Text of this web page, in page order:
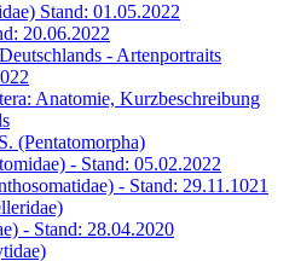
Stand: 01.05.2022
20.06.2022
- Artenportraits
Anatomie, Kurzbeschreibung
(Pentatomorpha)
- Stand: 05.02.2022
- Stand: 29.11.1021
- Stand: 28.04.2020